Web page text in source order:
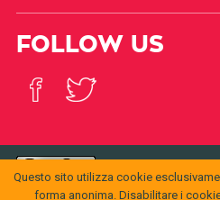
FOLLOW US
openmigration.orgbyCILDis licensed
Questo sito utilizza cookie
forma anonima. Disabilitare i